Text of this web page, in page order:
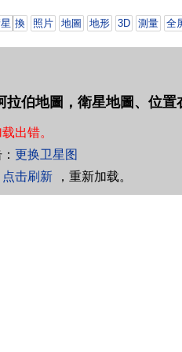
換 照片 地圖 地形 3D 測量 全
拉伯地圖，衛星地圖、位置
出错。
更换卫星图
点击刷新 ，重新加载。